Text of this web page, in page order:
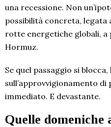
una recessione. Non
possibilità concreta, legata
rotte energetiche globali,
Hormuz.
Se quel passaggio si blocca,
sull’approvvigionamento di
immediato. E devastante.
Quelle domeniche